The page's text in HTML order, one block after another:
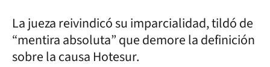
La jueza reivindicó su imparcialidad, tildó de
“mentira absoluta” que demore la definición
sobre la causa Hotesur.